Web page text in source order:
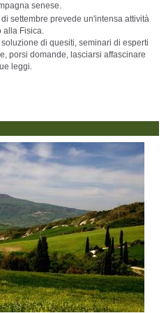
senese.
settembre prevede un'intensa attività
alla Fisica.
di quesiti, seminari di esperti
porsi domande, lasciarsi affascinare
leggi.